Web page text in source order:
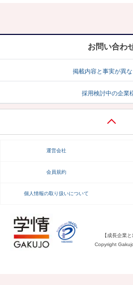
就活ノウハウ・サポート
就活ノウハウが満載！
就活ニュースペーパー
お問い合わ
掲載内容と事実が異
採用検討中の企業
運営会社
会員規約
個人情報の取り扱いについて
【成長企業
Copyright